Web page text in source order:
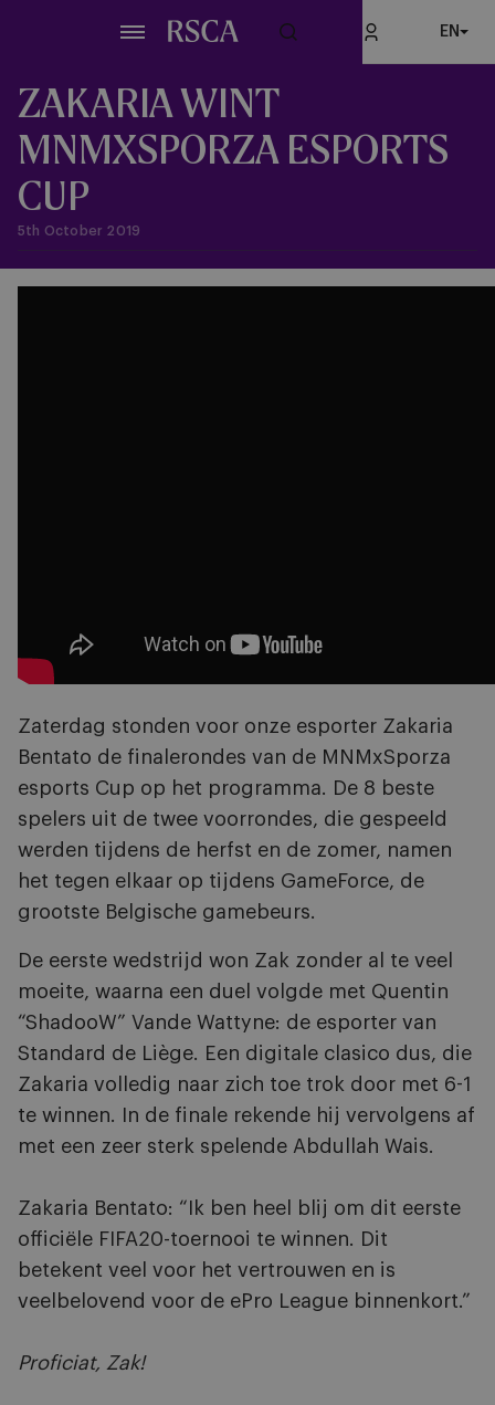
content
EN
ZAKARIA WINT
MNMXSPORZA ESPORTS
CUP
5th October 2019
Zaterdag stonden voor onze esporter Zakaria
Bentato de finalerondes van de MNMxSporza
esports Cup op het programma. De 8 beste
spelers uit de twee voorrondes, die gespeeld
werden tijdens de herfst en de zomer, namen
het tegen elkaar op tijdens GameForce, de
grootste Belgische gamebeurs.
De eerste wedstrijd won Zak zonder al te veel
moeite, waarna een duel volgde met Quentin
“ShadooW” Vande Wattyne: de esporter van
Standard de Liège. Een digitale clasico dus, die
Zakaria volledig naar zich toe trok door met 6-1
te winnen. In de finale rekende hij vervolgens af
met een zeer sterk spelende Abdullah Wais.
Zakaria Bentato: “Ik ben heel blij om dit eerste
officiële FIFA20-toernooi te winnen. Dit
betekent veel voor het vertrouwen en is
veelbelovend voor de ePro League binnenkort.”
Proficiat, Zak!